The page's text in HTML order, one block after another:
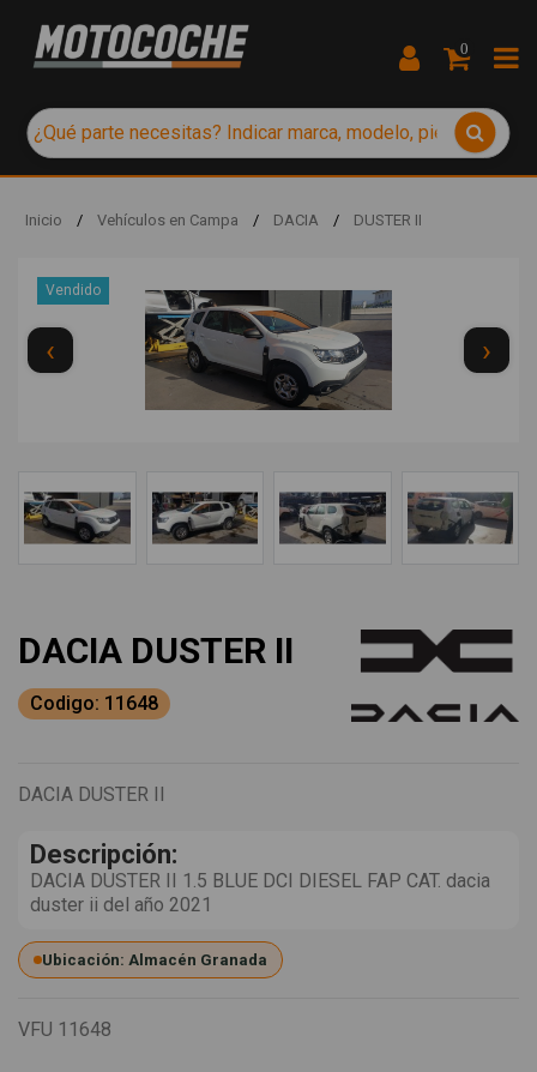
0
Inicio / Vehículos en Campa / DACIA / DUSTER II
Vendido
‹ ›
DACIA DUSTER II
Codigo: 11648
DACIA DUSTER II
Descripción:
DACIA DUSTER II 1.5 BLUE DCI DIESEL FAP CAT. dacia
duster ii del año 2021
Ubicación: Almacén Granada
VFU 11648